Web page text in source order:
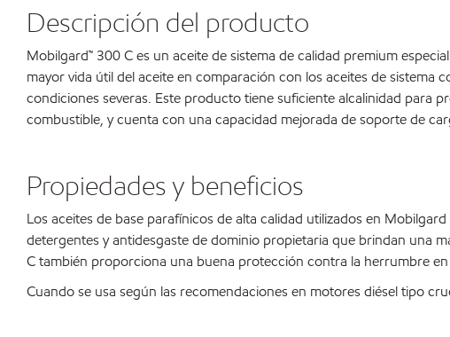
Descripción del producto
Mobilgard™ 300 C es un aceite de sistema de calidad premium
mayor vida útil del aceite en comparación con los aceites de sistema
condiciones severas. Este producto tiene suficiente alcalinidad para
combustible, y cuenta con una capacidad mejorada de soporte de
Propiedades y beneficios
Los aceites de base parafínicos de alta calidad utilizados en
detergentes y antidesgaste de dominio propietaria que brindan una
C también proporciona una buena protección contra la herrumbre
Cuando se usa según las recomendaciones en motores diésel tipo